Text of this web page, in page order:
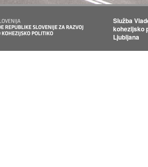
Služba
kohezijsko
Ljubljana